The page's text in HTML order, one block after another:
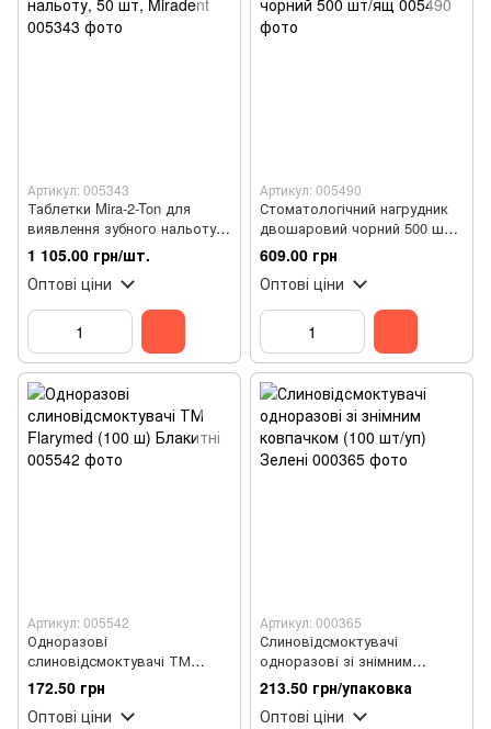
Артикул: 005343
Таблетки Mira-2-Ton для
виявлення зубного нальоту,
50 шт, Miradent
1 105.00 грн/шт.
Оптові ціни
Артикул: 005490
Стоматологічний нагрудник
двошаровий чорний 500 шт/
ящ
609.00 грн
Оптові ціни
Артикул: 005542
Одноразові
слиновідсмоктувачі ТМ
Flarymed (100 ш) Блакитні
172.50 грн
Оптові ціни
Артикул: 000365
Слиновідсмоктувачі
одноразові зі знімним
ковпачком (100 шт/уп) Зелені
213.50 грн/упаковка
Оптові ціни